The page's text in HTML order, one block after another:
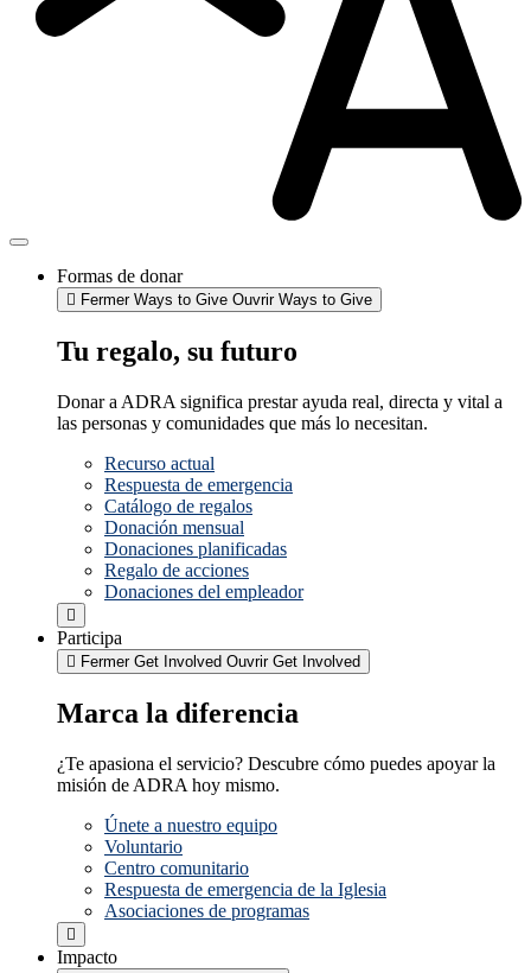
Formas de donar
Fermer Ways to Give Ouvrir Ways to Give
Tu regalo, su futuro
Donar a ADRA significa prestar ayuda real, directa y vital a
las personas y comunidades que más lo necesitan.
Recurso actual
Respuesta de emergencia
Catálogo de regalos
Donación mensual
Donaciones planificadas
Regalo de acciones
Donaciones del empleador
Participa
Fermer Get Involved Ouvrir Get Involved
Marca la diferencia
¿Te apasiona el servicio? Descubre cómo puedes apoyar la
misión de ADRA hoy mismo.
Únete a nuestro equipo
Voluntario
Centro comunitario
Respuesta de emergencia de la Iglesia
Asociaciones de programas
Impacto